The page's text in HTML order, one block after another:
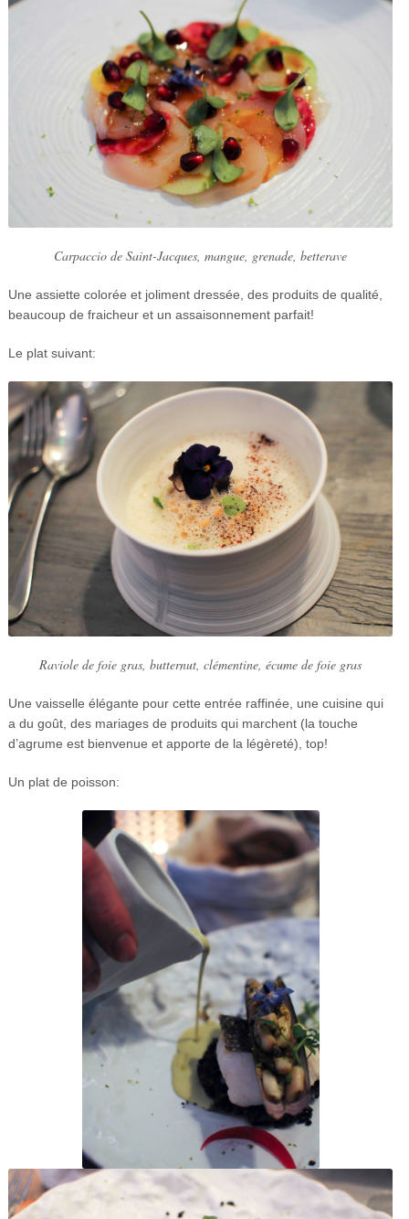
Carpaccio de Saint-Jacques, mangue, grenade, betterave
Une assiette colorée et joliment dressée, des produits de qualité,
beaucoup de fraicheur et un assaisonnement parfait!
Le plat suivant:
Raviole de foie gras, butternut, clémentine, écume de foie gras
Une vaisselle élégante pour cette entrée raffinée, une cuisine qui
a du goût, des mariages de produits qui marchent (la touche
d’agrume est bienvenue et apporte de la légèreté), top!
Un plat de poisson: